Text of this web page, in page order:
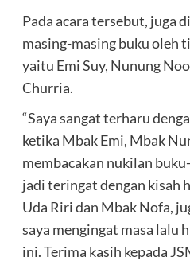
Pada acara tersebut, juga
masing-masing buku oleh
yaitu Emi Suy, Nunung
Churria.
“Saya sangat terharu
ketika Mbak Emi, Mbak
membacakan nukilan
jadi teringat dengan kisah
Uda Riri dan Mbak Nofa,
saya mengingat masa lalu
ini. Terima kasih kepada